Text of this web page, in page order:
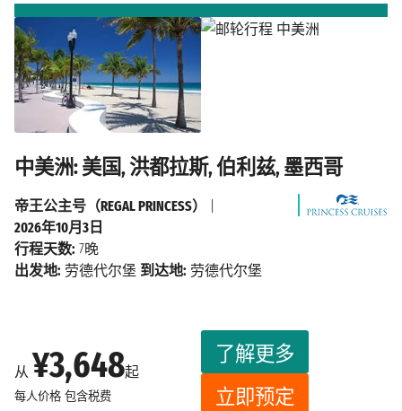
中美洲: 美国, 洪都拉斯, 伯利兹, 墨西哥
从 ¥3,648起
每人价格 包含税费
了解更多
立即预定
帝王公主号（REGAL PRINCESS）
2026年10月3日
行程天数: 7晚
出发地: 劳德代尔堡 到达地: 劳德代尔堡